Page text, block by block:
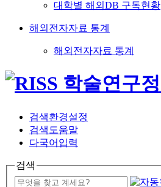
대학별 해외DB 구독현황
해외전자자료 통계
해외전자자료 통계
검색환경설정
검색도움말
다국어입력
검색